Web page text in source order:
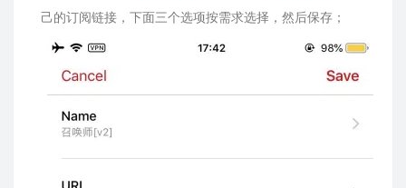
己的订阅链接，下面三个选项按需求选择，然后保存；